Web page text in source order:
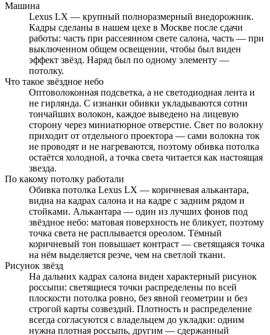
Машина
Lexus LX — крупный полноразмерный внедорожник.
Кадры сделаны в нашем цехе в Москве после сдачи
работы: часть при рассеянном свете салона, часть — при
выключенном общем освещении, чтобы был виден
эффект звёзд. Наряд был по одному элементу —
потолку.
Что такое звёздное небо
Оптоволоконная подсветка, а не светодиодная лента и
не гирлянда. С изнанки обивки укладываются сотни
тончайших волокон, каждое выведено на лицевую
сторону через миниатюрное отверстие. Свет по волокну
приходит от отдельного проектора — сами волокна ток
не проводят и не нагреваются, поэтому обивка потолка
остаётся холодной, а точка света читается как настоящая
звезда.
По какому потолку работали
Обивка потолка Lexus LX — коричневая алькантара,
видна на кадрах салона и на кадре с задним рядом и
стойками. Алькантара — один из лучших фонов под
звёздное небо: матовая поверхность не бликует, поэтому
точка света не расплывается ореолом. Тёмный
коричневый тон повышает контраст — светящаяся точка
на нём выделяется резче, чем на светлой ткани.
Рисунок звёзд
На дальних кадрах салона виден характерный рисунок
россыпи: светящиеся точки распределены по всей
плоскости потолка ровно, без явной геометрии и без
строгой карты созвездий. Плотность и распределение
всегда согласуются с владельцем до укладки: одним
нужна плотная россыпь, другим — сдержанный